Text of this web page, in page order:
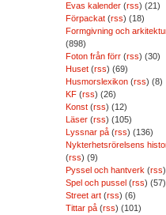
Evas kalender(rss) (21)
Förpackat(rss) (18)
Formgivning och
(898)
Foton från förr(rss) (30)
Huset(rss) (69)
Husmorslexikon(rss) (8)
KF(rss) (26)
Konst(rss) (12)
Läser(rss) (105)
Lyssnar på(rss) (136)
Nykterhetsrörelsens
(rss) (9)
Pyssel och hantverk (rss
Spel och pussel(rss) (57)
Street art(rss) (6)
Tittar på(rss) (101)